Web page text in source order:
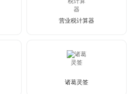
营业税计算器
诸葛灵签